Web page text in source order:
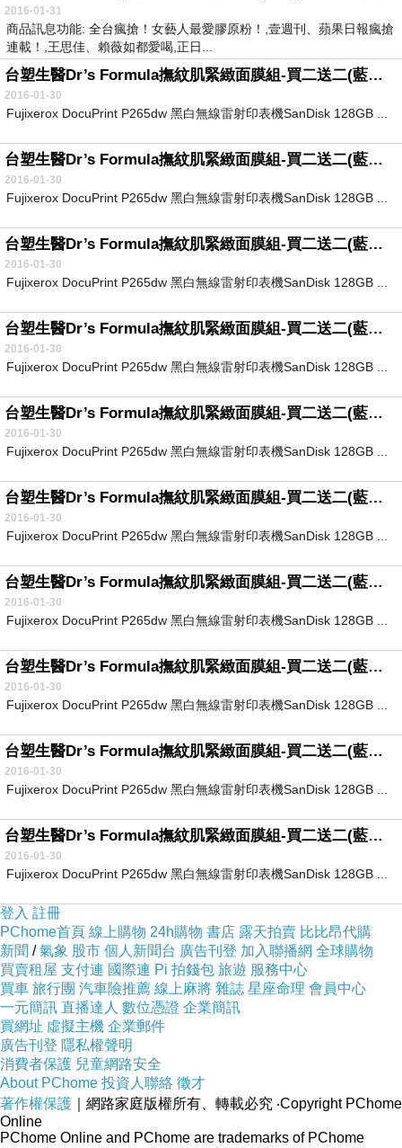
2016-01-31
商品訊息功能: 全台瘋搶！女藝人最愛膠原粉！,壹週刊、蘋果日報瘋搶
連載！,王思佳、賴薇如都愛喝,正日...
台塑生醫Dr’s Formula撫紋肌緊緻面膜組-買二送二(藍銅?-2盒+雙胜?-2盒)
2016-01-30
Fujixerox DocuPrint P265dw 黑白無線雷射印表機SanDisk 128GB ...
台塑生醫Dr’s Formula撫紋肌緊緻面膜組-買二送二(藍銅?-2盒+雙胜?-2盒)
2016-01-30
Fujixerox DocuPrint P265dw 黑白無線雷射印表機SanDisk 128GB ...
台塑生醫Dr’s Formula撫紋肌緊緻面膜組-買二送二(藍銅?-2盒+雙胜?-2盒)
2016-01-30
Fujixerox DocuPrint P265dw 黑白無線雷射印表機SanDisk 128GB ...
台塑生醫Dr’s Formula撫紋肌緊緻面膜組-買二送二(藍銅?-2盒+雙胜?-2盒)
2016-01-30
Fujixerox DocuPrint P265dw 黑白無線雷射印表機SanDisk 128GB ...
台塑生醫Dr’s Formula撫紋肌緊緻面膜組-買二送二(藍銅?-2盒+雙胜?-2盒)
2016-01-30
Fujixerox DocuPrint P265dw 黑白無線雷射印表機SanDisk 128GB ...
台塑生醫Dr’s Formula撫紋肌緊緻面膜組-買二送二(藍銅?-2盒+雙胜?-2盒)
2016-01-30
Fujixerox DocuPrint P265dw 黑白無線雷射印表機SanDisk 128GB ...
台塑生醫Dr’s Formula撫紋肌緊緻面膜組-買二送二(藍銅?-2盒+雙胜?-2盒)
2016-01-30
Fujixerox DocuPrint P265dw 黑白無線雷射印表機SanDisk 128GB ...
台塑生醫Dr’s Formula撫紋肌緊緻面膜組-買二送二(藍銅?-2盒+雙胜?-2盒)
2016-01-30
Fujixerox DocuPrint P265dw 黑白無線雷射印表機SanDisk 128GB ...
台塑生醫Dr’s Formula撫紋肌緊緻面膜組-買二送二(藍銅?-2盒+雙胜?-2盒)
2016-01-30
Fujixerox DocuPrint P265dw 黑白無線雷射印表機SanDisk 128GB ...
台塑生醫Dr’s Formula撫紋肌緊緻面膜組-買二送二(藍銅?-2盒+雙胜?-2盒)
2016-01-30
Fujixerox DocuPrint P265dw 黑白無線雷射印表機SanDisk 128GB ...
登入 註冊
PChome首頁 線上購物 24h購物 書店 露天拍賣 比比昂代購
新聞 /氣象 股市 個人新聞台 廣告刊登 加入聯播網 全球購物
買賣租屋 支付連 國際連 Pi 拍錢包 旅遊 服務中心
買車 旅行團 汽車險推薦 線上麻將 雜誌 星座命理 會員中心
一元簡訊 直播達人 數位憑證 企業簡訊
買網址 虛擬主機 企業郵件
廣告刊登 隱私權聲明
消費者保護 兒童網路安全
About PChome 投資人聯絡 徵才
著作權保護 ｜網路家庭版權所有、轉載必究 ‧Copyright PChome
Online
PChome Online and PChome are trademarks of PChome